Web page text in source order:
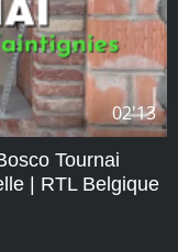
02'13
Tournai
| RTL Belgique